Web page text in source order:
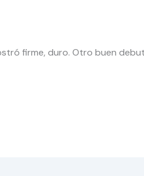
firme, duro. Otro buen